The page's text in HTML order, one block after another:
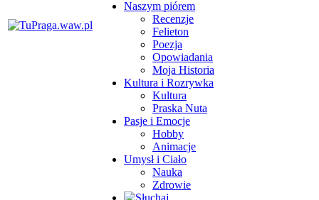
Naszym piórem
Recenzje
Felieton
Poezja
Opowiadania
Moja Historia
Kultura i Rozrywka
Kultura
Praska Nuta
Pasje i Emocje
Hobby
Animacje
Umysł i Ciało
Nauka
Zdrowie